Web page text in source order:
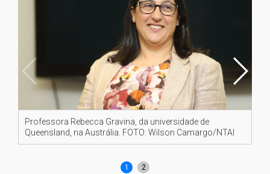
Professora Rebecca Gravina, da universidade de
Queensland, na Austrália. FOTO: Wilson Camargo/NTAI
1 2